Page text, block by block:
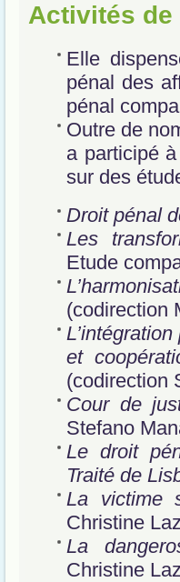
Activités de
Elle
pénal des
pénal
Outre de
a participé
sur des
Droit pénal
Les
Etude
(codirection
et
(codirection
Cour de
Stefano
Le droit
Traité de
La victime
Christine
La
Christine